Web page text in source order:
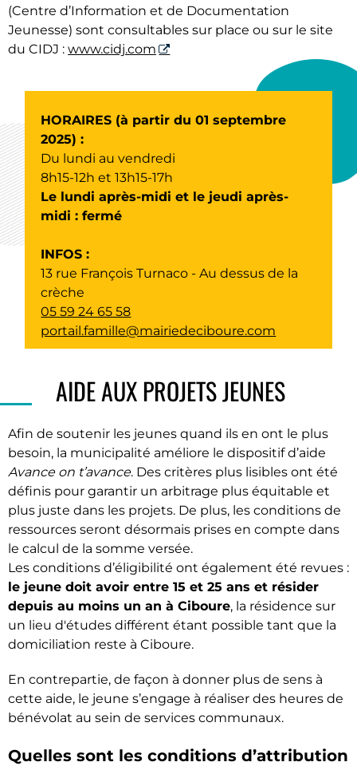
(Centre d’Information et de Documentation
Jeunesse) sont consultables sur place ou sur le site
du CIDJ : www.cidj.com
HORAIRES (à partir du 01 septembre
2025) :
Du lundi au vendredi
8h15-12h et 13h15-17h
Le lundi après-midi et le jeudi après-
midi : fermé
INFOS :
13 rue François Turnaco - Au dessus de la
crèche
05 59 24 65 58
portail.famille@mairiedeciboure.com
AIDE AUX PROJETS JEUNES
Afin de soutenir les jeunes quand ils en ont le plus
besoin, la municipalité améliore le dispositif d’aide
Avance on t’avance. Des critères plus lisibles ont été
définis pour garantir un arbitrage plus équitable et
plus juste dans les projets. De plus, les conditions de
ressources seront désormais prises en compte dans
le calcul de la somme versée.
Les conditions d’éligibilité ont également été revues :
le jeune doit avoir entre 15 et 25 ans et résider
depuis au moins un an à Ciboure, la résidence sur
un lieu d'études différent étant possible tant que la
domiciliation reste à Ciboure.
En contrepartie, de façon à donner plus de sens à
cette aide, le jeune s’engage à réaliser des heures de
bénévolat au sein de services communaux.
Quelles sont les conditions d’attribution